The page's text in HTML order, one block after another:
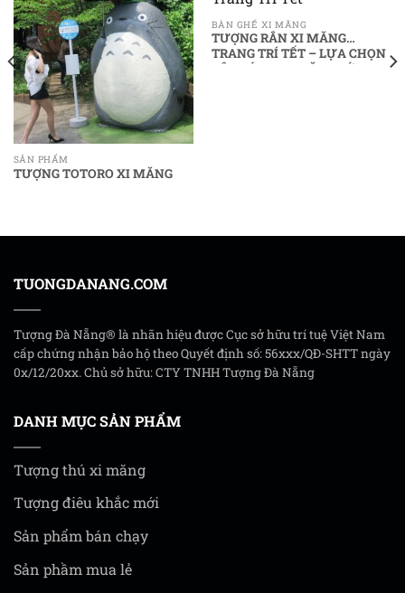
SẢN PHẨM
TƯỢNG TOTORO XI MĂNG
BÀN GHẾ XI MĂNG
TƯỢNG RẮN XI MĂNG
TRANG TRÍ TẾT – LỰA CHỌN
ĐỘC ĐÁO CHO NĂM MỚI 2025
TUONGDANANG.COM
Tượng Đà Nẵng® là nhãn hiệu được Cục sở hữu trí tuệ Việt Nam
cấp chứng nhận bảo hộ theo Quyết định số: 56xxx/QĐ-SHTT ngày
0x/12/20xx. Chủ sở hữu: CTY TNHH Tượng Đà Nẵng
DANH MỤC SẢN PHẨM
Tượng thú xi măng
Tượng điêu khắc mới
Sản phẩm bán chạy
Sản phầm mua lẻ